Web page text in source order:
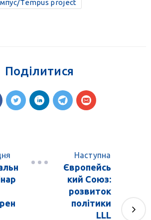
Tempus project
Поділитися
Наступна
Європейсь
кий Союз:
розвиток
політики
LLL